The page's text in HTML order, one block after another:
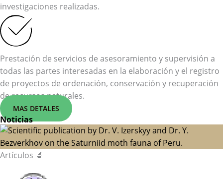
investigaciones realizadas.
Prestación de servicios de asesoramiento y supervisión a
todas las partes interesadas en la elaboración y el registro
de proyectos de ordenación, conservación y recuperación
de recursos naturales.
MAS DETALES
Noticias
Artículos 🔬